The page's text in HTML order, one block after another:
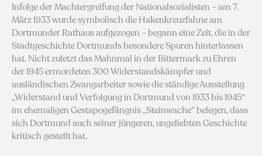
Infolge der Machtergreifung der Nationalsozia­listen – am 7.
März 1933 wurde symbolisch die Hakenkreuzfahne am
Dortmunder Rathaus auf­gezogen – begann eine Zeit, die in der
Stadtge­schichte Dortmunds besondere Spuren hinterlassen
hat. Nicht zuletzt das Mahnmal in der Bittermark zu Ehren
der 1945 ermordeten 300 Widerstands­kämpfer und
ausländischen Zwangarbeiter sowie die ständige Ausstellung
„Widerstand und Ver­folgung in Dortmund von 1933 bis 1945″
im ehe­maligen Gestapogefängnis „Steinwache” belegen, dass
sich Dortmund auch seiner jüngeren, unge­liebten Geschichte
kritisch gestellt hat.